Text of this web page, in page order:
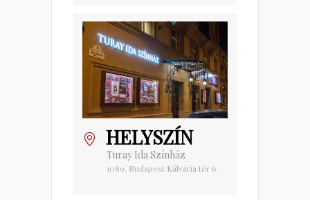
HELYSZÍN
Turay Ida Színház
1089. Budapest Kálvária tér 6.